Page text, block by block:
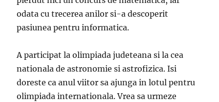
odata cu trecerea anilor si-a descoperit
pasiunea pentru informatica.
A participat la olimpiada judeteana si la cea
nationala de astronomie si astrofizica. Isi
doreste ca anul viitor sa ajunga in lotul pentru
olimpiada internationala. Vrea sa urmeze